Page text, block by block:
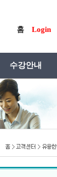
홈 Login
수강안내
무료레벨테스트
수강절차
교재
수업방법